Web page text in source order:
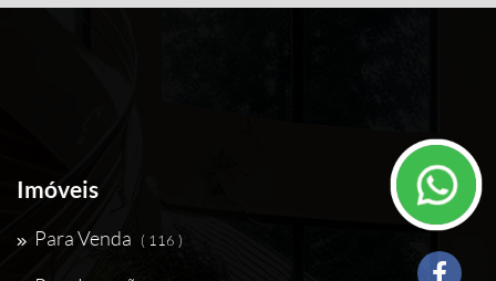
Imóveis
Para Venda ( 116 )